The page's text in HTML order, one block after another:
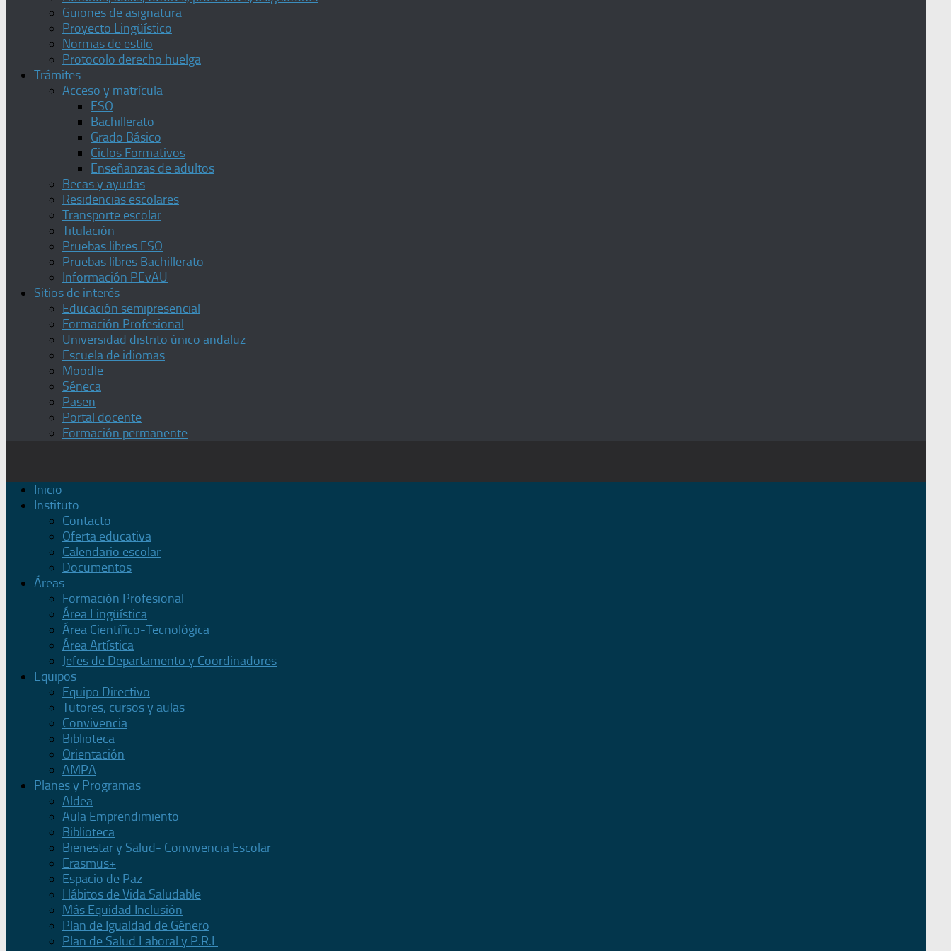
Guiones de asignatura
Proyecto Lingüístico
Normas de estilo
Protocolo derecho huelga
Trámites
Acceso y matrícula
ESO
Bachillerato
Grado Básico
Ciclos Formativos
Enseñanzas de adultos
Becas y ayudas
Residencias escolares
Transporte escolar
Titulación
Pruebas libres ESO
Pruebas libres Bachillerato
Información PEvAU
Sitios de interés
Educación semipresencial
Formación Profesional
Universidad distrito único andaluz
Escuela de idiomas
Moodle
Séneca
Pasen
Portal docente
Formación permanente
Inicio
Instituto
Contacto
Oferta educativa
Calendario escolar
Documentos
Áreas
Formación Profesional
Área Lingüística
Área Científico-Tecnológica
Área Artística
Jefes de Departamento y Coordinadores
Equipos
Equipo Directivo
Tutores, cursos y aulas
Convivencia
Biblioteca
Orientación
AMPA
Planes y Programas
Aldea
Aula Emprendimiento
Biblioteca
Bienestar y Salud- Convivencia Escolar
Erasmus+
Espacio de Paz
Hábitos de Vida Saludable
Más Equidad Inclusión
Plan de Igualdad de Género
Plan de Salud Laboral y P.R.L